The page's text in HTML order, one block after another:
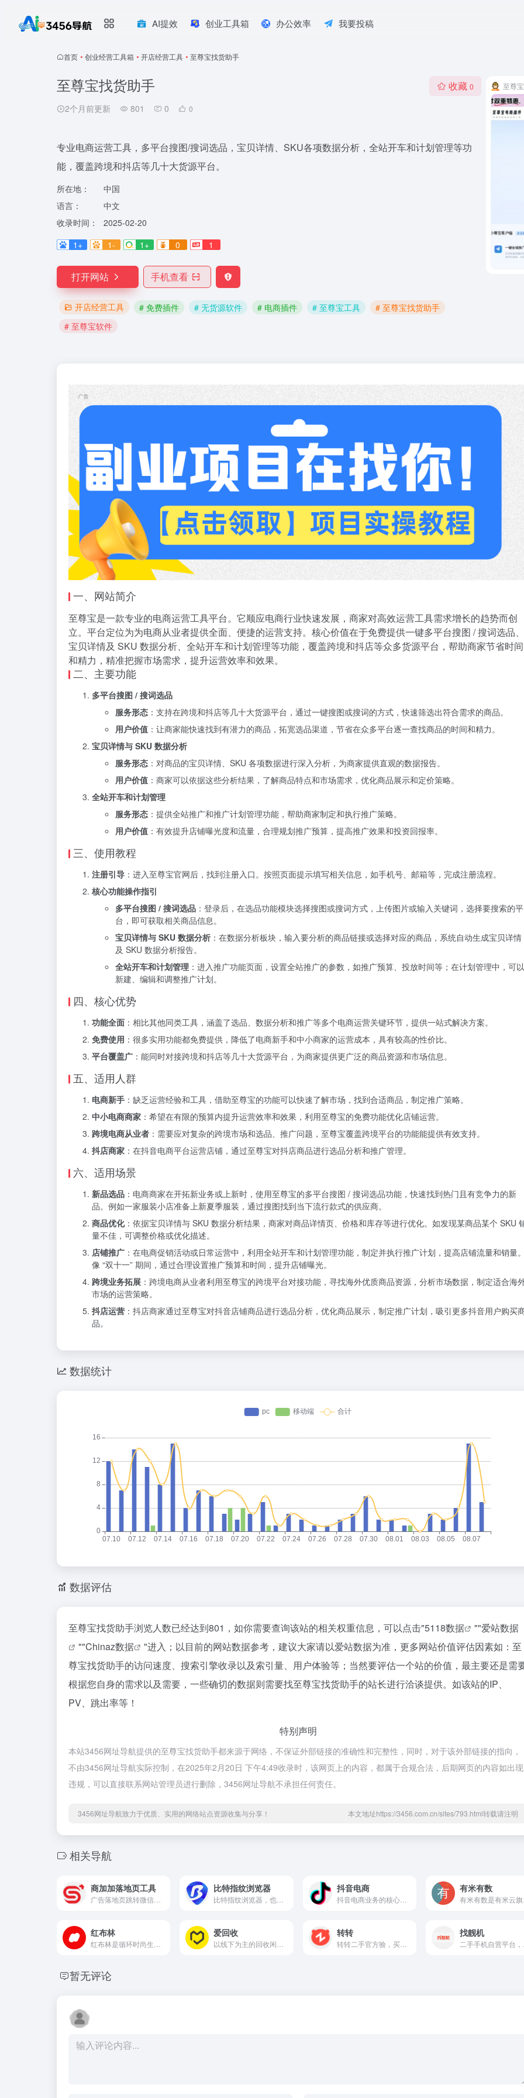
AI提效 创业工具箱 办公效率 我要投稿
首页 • 创业经营工具箱 • 开店经营工具 • 至尊宝找货助手
至尊宝找货助手
2个月前更新 801 0 0
收藏 0
专业电商运营工具，多平台搜图/搜词选品，宝贝详情、SKU各项数据分析，全站开车和计划管理等功
能，覆盖跨境和抖店等几十大货源平台。
所在地：
中国
语言：
中文
收录时间：
2025-02-20
1+
1- 1+ 0 1
打开网站 手机查看
开店经营工具 # 免费插件 # 无货源软件 # 电商插件 # 至尊宝工具
# 至尊宝找货助手
# 至尊宝软件
至尊
一、网站简介
至尊宝是一款专业的电商运营工具平台。它顺应电商行业快速发展，商家对高效运营工具需求增长的趋势而创
立。平台定位为为电商从业者提供全面、便捷的运营支持。核心价值在于免费提供一键多平台搜图 / 搜词选品、
宝贝详情及 SKU 数据分析、全站开车和计划管理等功能，覆盖跨境和抖店等众多货源平台，帮助商家节省时间
和精力，精准把握市场需求，提升运营效率和效果。
二、主要功能
多平台搜图 / 搜词选品
服务形态 ：支持在跨境和抖店等几十大货源平台，通过一键搜图或搜词的方式，快速筛选出符合需求的商品。
用户价值 ：让商家能快速找到有潜力的商品，拓宽选品渠道，节省在众多平台逐一查找商品的时间和精力。
宝贝详情与 SKU 数据分析
服务形态 ：对商品的宝贝详情、SKU 各项数据进行深入分析，为商家提供直观的数据报告。
用户价值 ：商家可以依据这些分析结果，了解商品特点和市场需求，优化商品展示和定价策略。
全站开车和计划管理
服务形态 ：提供全站推广和推广计划管理功能，帮助商家制定和执行推广策略。
用户价值 ：有效提升店铺曝光度和流量，合理规划推广预算，提高推广效果和投资回报率。
三、使用教程
注册引导 ：进入至尊宝官网后，找到注册入口。按照页面提示填写相关信息，如手机号、邮箱等，完成注册流程。
核心功能操作指引
多平台搜图 / 搜词选品 ：登录后，在选品功能模块选择搜图或搜词方式，上传图片或输入关键词，选择要搜索的平
台，即可获取相关商品信息。
宝贝详情与 SKU 数据分析 ：在数据分析板块，输入要分析的商品链接或选择对应的商品，系统自动生成宝贝详情
及 SKU 数据分析报告。
全站开车和计划管理 ：进入推广功能页面，设置全站推广的参数，如推广预算、投放时间等；在计划管理中，可以
新建、编辑和调整推广计划。
四、核心优势
功能全面 ：相比其他同类工具，涵盖了选品、数据分析和推广等多个电商运营关键环节，提供一站式解决方案。
免费使用 ：很多实用功能都免费提供，降低了电商新手和中小商家的运营成本，具有较高的性价比。
平台覆盖广 ：能同时对接跨境和抖店等几十大货源平台，为商家提供更广泛的商品资源和市场信息。
五、适用人群
电商新手 ：缺乏运营经验和工具，借助至尊宝的功能可以快速了解市场，找到合适商品，制定推广策略。
中小电商商家 ：希望在有限的预算内提升运营效率和效果，利用至尊宝的免费功能优化店铺运营。
跨境电商从业者 ：需要应对复杂的跨境市场和选品、推广问题，至尊宝覆盖跨境平台的功能能提供有效支持。
抖店商家 ：在抖音电商平台运营店铺，通过至尊宝对抖店商品进行选品分析和推广管理。
六、适用场景
新品选品 ：电商商家在开拓新业务或上新时，使用至尊宝的多平台搜图 / 搜词选品功能，快速找到热门且有竞争力的新
品。例如一家服装小店准备上新夏季服装，通过搜图找到当下流行款式的供应商。
商品优化：依据宝贝详情与 SKU 数据分析结果，商家对商品详情页、价格和库存等进行优化。如发现某商品某个 SKU
量不佳，可调整价格或优化描述。
店铺推广 ：在电商促销活动或日常运营中，利用全站开车和计划管理功能，制定并执行推广计划，提高店铺流量和销量
像 “双十一” 期间，通过合理设置推广预算和时间，提升店铺曝光。
跨境业务拓展 ：跨境电商从业者利用至尊宝的跨境平台对接功能，寻找海外优质商品资源，分析市场数据，制定适合海
市场的运营策略。
抖店运营 ：抖店商家通过至尊宝对抖音店铺商品进行选品分析，优化商品展示，制定推广计划，吸引更多抖音用户购买
品。
数据统计
数据评估
至尊宝找货助手浏览人数已经达到801，如你需要查询该站的相关权重信息，可以点击"5118数据 ""爱站数据
""Chinaz数据
"进入；以目前的网站数据参考，建议大家请以爱站数据为准，更多网站价值评估因素如：至
尊宝找货助手的访问速度、搜索引擎收录以及索引量、用户体验等；当然要评估一个站的价值，最主要还是需
根据您自身的需求以及需要，一些确切的数据则需要找至尊宝找货助手的站长进行洽谈提供。如该站的IP、
PV、跳出率等！
特别声明
本站3456网址导航提供的至尊宝找货助手都来源于网络，不保证外部链接的准确性和完整性，同时，对于该外部链接的指向，
不由3456网址导航实际控制，在2025年2月20日 下午4:49收录时，该网页上的内容，都属于合规合法，后期网页的内容如出现
违规，可以直接联系网站管理员进行删除，3456网址导航不承担任何责任。
3456网址导航致力于优质、实用的网络站点资源收集与分享！ 本文地址https://3456.com.cn/sites/793.html转载请注明
相关导航
商加加落地页工具 比特指纹浏览器 抖音电商
抖音电商业务的核心平台
有米有数
有米有数是有米云旗下专业的电商广
红布林 爱回收 转转
转转二手官方验，买卖二手不一样
找靓机
暂无评论